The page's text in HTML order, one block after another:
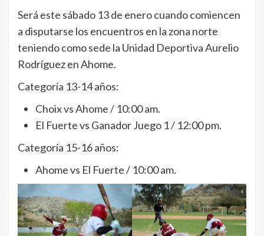
Será este sábado 13 de enero cuando comiencen
a disputarse los encuentros en la zona norte
teniendo como sede la Unidad Deportiva Aurelio
Rodríguez en Ahome.
Categoría 13-14 años:
Choix vs Ahome / 10:00 am.
El Fuerte vs Ganador Juego 1 / 12:00 pm.
Categoría 15-16 años:
Ahome vs El Fuerte / 10:00 am.